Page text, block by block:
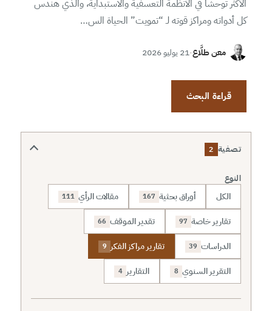
الأكثر توحشاً في الأنظمة التعسفية والاستبداية، والذي هندس
كل أدواته ومراكز قوته لـ “تمويت” الحياة الس…
معن طلَّاع·21 يوليو 2026
قراءة البحث
تصفية 2
النوع
الكل أوراق بحثية 167 مقالات الرأي 111
تقارير خاصة 97 تقدير الموقف 66
الدراسات 39 تقارير مراكز الفكر 9
التقرير السنوي 8 التقارير 4